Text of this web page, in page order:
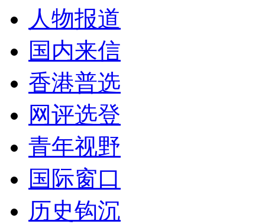
人物报道
国内来信
香港普选
网评选登
青年视野
国际窗口
历史钩沉